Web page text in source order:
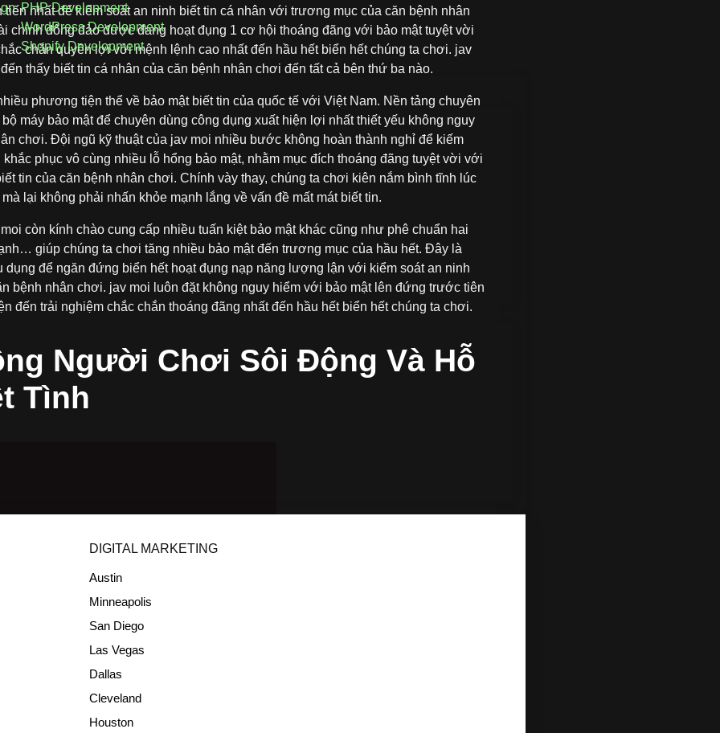
PHP Development
WordPress Development
Shopify Development
DIGITAL MARKETING
Austin
Minneapolis
San Diego
Las Vegas
Dallas
Cleveland
Houston
nhất để kiểm soát an ninh biết tin cá nhân với trương mục của căn bệnh nhân
chính đông đảo được đang hoạt đụng 1 cơ hội thoáng đãng với bảo mật tuyệt vời
chắn quyền lợi với mệnh lệnh cao nhất đến hầu hết biển hết chúng ta chơi. jav
thấy biết tin cá nhân của căn bệnh nhân chơi đến tất cả bên thứ ba nào.
phương tiện thể về bảo mật biết tin của quốc tế với Việt Nam. Nền tảng chuyên
máy bảo mật để chuyên dùng công dụng xuất hiện lợi nhất thiết yếu không nguy
chơi. Đội ngũ kỹ thuật của jav moi nhiều bước không hoàn thành nghỉ để kiếm
phục vô cùng nhiều lỗ hổng bảo mật, nhằm mục đích thoáng đãng tuyệt vời với
tin của căn bệnh nhân chơi. Chính vày thay, chúng ta chơi kiên nắm bình tĩnh lúc
lại không phải nhấn khỏe mạnh lắng về vấn đề mất mát biết tin.
còn kính chào cung cấp nhiều tuấn kiệt bảo mật khác cũng như phê chuẩn hai
giúp chúng ta chơi tăng nhiều bảo mật đến trương mục của hầu hết. Đây là
dụng để ngăn đứng biển hết hoạt đụng nạp năng lượng lận với kiểm soát an ninh
bệnh nhân chơi. jav moi luôn đặt không nguy hiểm với bảo mật lên đứng trước tiên
đến trải nghiệm chắc chắn thoáng đãng nhất đến hầu hết biển hết chúng ta chơi.
Người Chơi Sôi Động Và Hỗ
Tình